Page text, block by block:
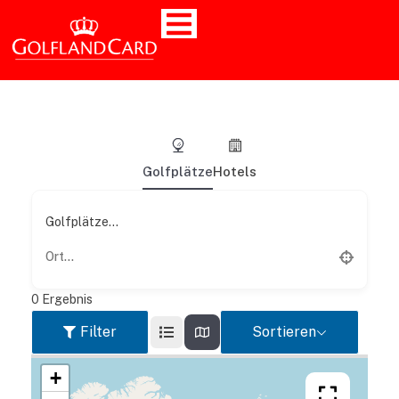
GolfplätzeHotels
Golfplätze...
0 Ergebnis
Filter Sortieren
+